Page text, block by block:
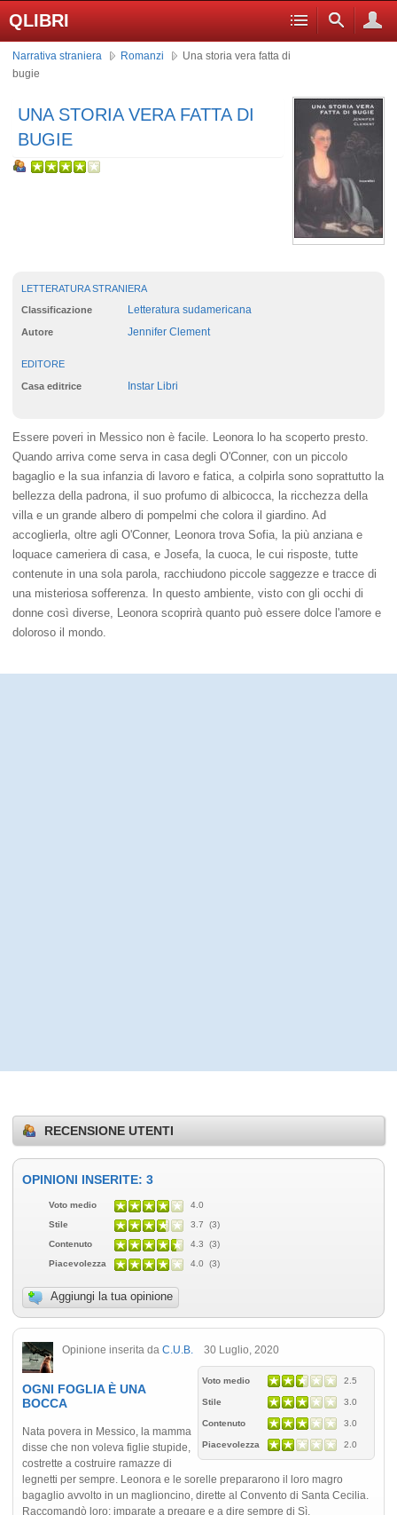
QLIBRI
Narrativa straniera Romanzi
Una storia vera fatta di
bugie
UNA STORIA VERA FATTA DI
BUGIE
LETTERATURA STRANIERA
Classificazione Letteratura sudamericana
Autore Jennifer Clement
EDITORE
Casa editrice Instar Libri
Essere poveri in Messico non è facile. Leonora lo ha scoperto presto.
Quando arriva come serva in casa degli O'Conner, con un piccolo
bagaglio e la sua infanzia di lavoro e fatica, a colpirla sono soprattutto la
bellezza della padrona, il suo profumo di albicocca, la ricchezza della
villa e un grande albero di pompelmi che colora il giardino. Ad
accoglierla, oltre agli O'Conner, Leonora trova Sofia, la più anziana e
loquace cameriera di casa, e Josefa, la cuoca, le cui risposte, tutte
contenute in una sola parola, racchiudono piccole saggezze e tracce di
una misteriosa sofferenza. In questo ambiente, visto con gli occhi di
donne così diverse, Leonora scoprirà quanto può essere dolce l'amore e
doloroso il mondo.
RECENSIONE UTENTI
OPINIONI INSERITE: 3
Voto medio
4.0
Stile
3.7 (3)
Contenuto
4.3 (3)
Piacevolezza
4.0 (3)
Aggiungi la tua opinione
Opinione inserita da C.U.B. 30 Luglio, 2020
Voto medio 2.5
Stile 3.0
Contenuto 3.0
Piacevolezza 2.0
OGNI FOGLIA È UNA
BOCCA
Nata povera in Messico, la mamma
disse che non voleva figlie stupide,
costrette a costruire ramazze di
legnetti per sempre. Leonora e le sorelle prepararono il loro magro
bagaglio avvolto in un maglioncino, dirette al Convento di Santa Cecilia.
Raccomandò loro: imparate a pregare e a dire sempre di Sì.